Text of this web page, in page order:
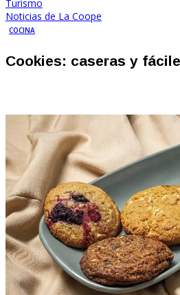
Turismo
Noticias de La Coope
COCINA
Cookies: caseras y